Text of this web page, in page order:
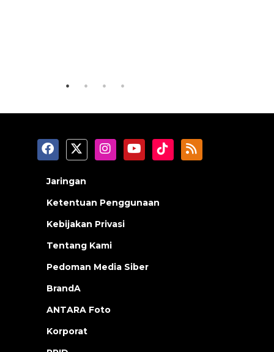
Jaringan
Ketentuan Penggunaan
Kebijakan Privasi
Tentang Kami
Pedoman Media Siber
BrandA
ANTARA Foto
Korporat